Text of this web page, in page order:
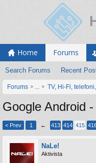
Home Forums
Search Forums Recent
Forums ... TV, Hi-Fi,
Google Android
< Prev 1 ← 413 414 415
NaLe!
Aktivista